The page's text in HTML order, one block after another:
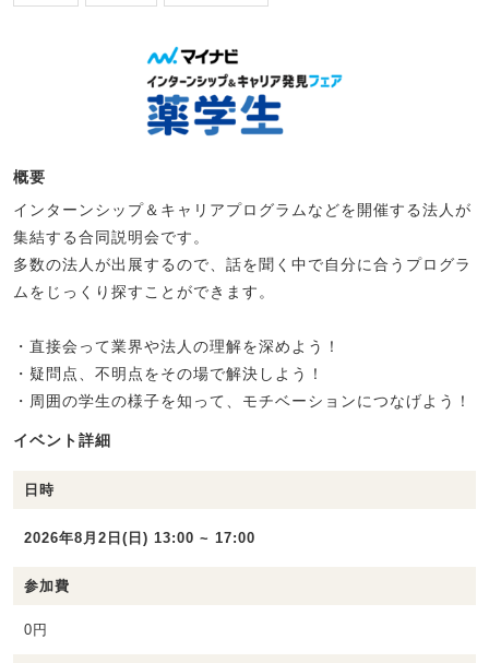
概要
インターンシップ＆キャリアプログラムなどを開催する法人が
集結する合同説明会です。
多数の法人が出展するので、話を聞く中で自分に合うプログラ
ムをじっくり探すことができます。
・直接会って業界や法人の理解を深めよう！
・疑問点、不明点をその場で解決しよう！
・周囲の学生の様子を知って、モチベーションにつなげよう！
イベント詳細
日時
2026年8月2日(日) 13:00 ~ 17:00
参加費
0円